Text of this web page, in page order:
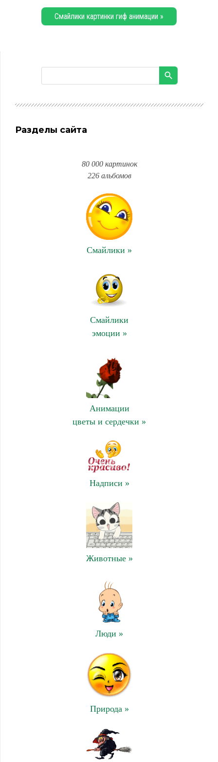
Смайлики картинки гиф анимации »
Разделы сайта
80 000 картинок
226 альбомов
Смайлики »
Смайлики
эмоции »
Анимации
цветы и сердечки »
Надписи »
Животные »
Люди »
Природа »